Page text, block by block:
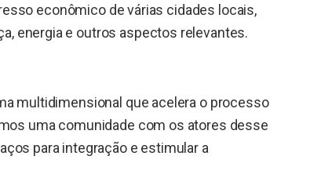
econômico de várias cidades locais,
energia e outros aspectos relevantes.
multidimensional que acelera o processo
uma comunidade com os atores desse
para integração e estimular a